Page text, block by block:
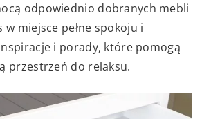
odpowiednio dobranych mebli
w miejsce pełne spokoju i
i porady, które pomogą
przestrzeń do relaksu.